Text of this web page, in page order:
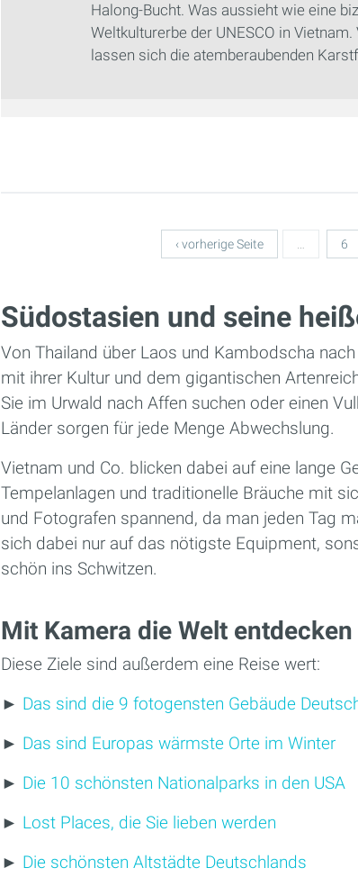
Halong-Bucht. Was aussieht wie eine
Weltkulturerbe der UNESCO in
lassen sich die atemberaubenden
‹ vorherige Seite … 6
Südostasien und seine
Von Thailand über Laos und Kambodscha
mit ihrer Kultur und dem gigantischen
Sie im Urwald nach Affen suchen oder einen
Länder sorgen für jede Menge Abwechslung.
Vietnam und Co. blicken dabei auf eine lange
Tempelanlagen und traditionelle Bräuche mit
und Fotografen spannend, da man jeden Tag
sich dabei nur auf das nötigste Equipment,
schön ins Schwitzen.
Mit Kamera die Welt entdecken
Diese Ziele sind außerdem eine Reise wert:
► Das sind die 9 fotogensten Gebäude
► Das sind Europas wärmste Orte im Winter
► Die 10 schönsten Nationalparks in den USA
► Lost Places, die Sie lieben werden
► Die schönsten Altstädte Deutschlands